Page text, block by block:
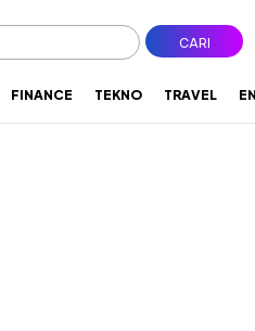
CARI
FINANCE TEKNO TRAVEL